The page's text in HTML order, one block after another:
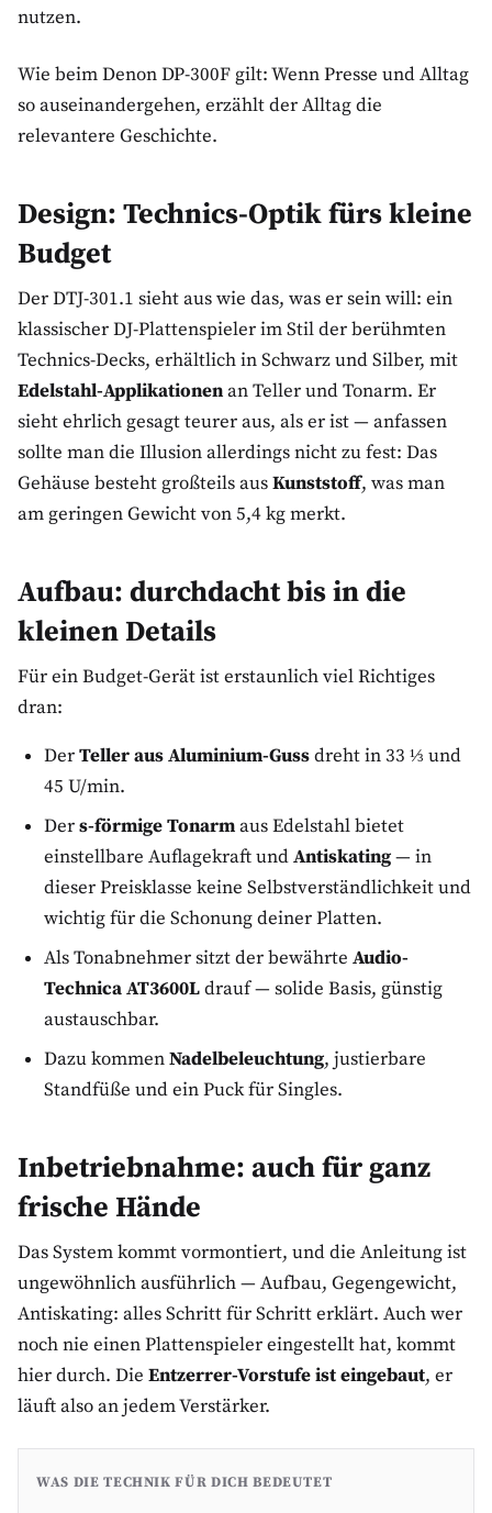
nutzen.
Wie beim Denon DP-300F gilt: Wenn Presse und Alltag
so auseinandergehen, erzählt der Alltag die
relevantere Geschichte.
Design: Technics-Optik fürs kleine
Budget
Der DTJ-301.1 sieht aus wie das, was er sein will: ein
klassischer DJ-Plattenspieler im Stil der berühmten
Technics-Decks, erhältlich in Schwarz und Silber, mit
Edelstahl-Applikationenan Teller und Tonarm. Er
sieht ehrlich gesagt teurer aus, als er ist — anfassen
sollte man die Illusion allerdings nicht zu fest: Das
Gehäuse besteht großteils ausKunststoff, was man
am geringen Gewicht von 5,4 kg merkt.
Aufbau: durchdacht bis in die
kleinen Details
Für ein Budget-Gerät ist erstaunlich viel Richtiges
dran:
DerTeller aus Aluminium-Gussdreht in 33 ⅓ und
45 U/min.
Ders-förmige Tonarmaus Edelstahl bietet
einstellbare Auflagekraft undAntiskating— in
dieser Preisklasse keine Selbstverständlichkeit und
wichtig für die Schonung deiner Platten.
Als Tonabnehmer sitzt der bewährte Audio-
Technica AT3600Ldrauf — solide Basis, günstig
austauschbar.
Dazu kommenNadelbeleuchtung, justierbare
Standfüße und ein Puck für Singles.
Inbetriebnahme: auch für ganz
frische Hände
Das System kommt vormontiert, und die Anleitung ist
ungewöhnlich ausführlich — Aufbau, Gegengewicht,
Antiskating: alles Schritt für Schritt erklärt. Auch wer
noch nie einen Plattenspieler eingestellt hat, kommt
hier durch. Die Entzerrer-Vorstufe ist eingebaut, er
läuft also an jedem Verstärker.
WAS DIE TECHNIK FÜR DICH BEDEUTET